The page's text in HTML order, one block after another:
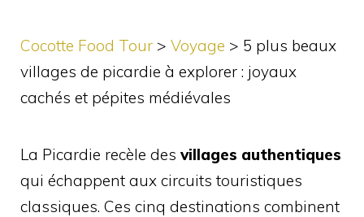
Cocotte Food Tour > Voyage > 5 plus beaux
villages de picardie à explorer : joyaux
cachés et pépites médiévales
La Picardie recèle des villages authentiques
qui échappent aux circuits touristiques
classiques. Ces cinq destinations combinent